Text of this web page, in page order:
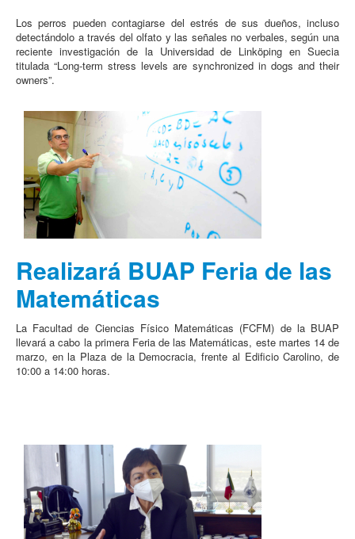
Los perros pueden contagiarse del estrés de sus dueños, incluso
detectándolo a través del olfato y las señales no verbales, según una
reciente investigación de la Universidad de Linköping en Suecia
titulada “Long-term stress levels are synchronized in dogs and their
owners”.
Realizará BUAP Feria de las
Matemáticas
La Facultad de Ciencias Físico Matemáticas (FCFM) de la BUAP
llevará a cabo la primera Feria de las Matemáticas, este martes 14 de
marzo, en la Plaza de la Democracia, frente al Edificio Carolino, de
10:00 a 14:00 horas.